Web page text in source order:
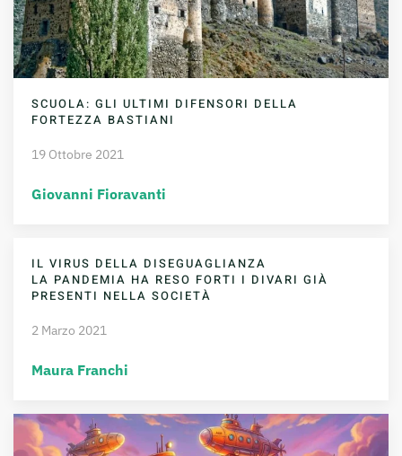
SCUOLA: GLI ULTIMI DIFENSORI DELLA
FORTEZZA BASTIANI
19 Ottobre 2021
Giovanni Fioravanti
IL VIRUS DELLA DISEGUAGLIANZA
LA PANDEMIA HA RESO FORTI I DIVARI GIÀ
PRESENTI NELLA SOCIETÀ
2 Marzo 2021
Maura Franchi